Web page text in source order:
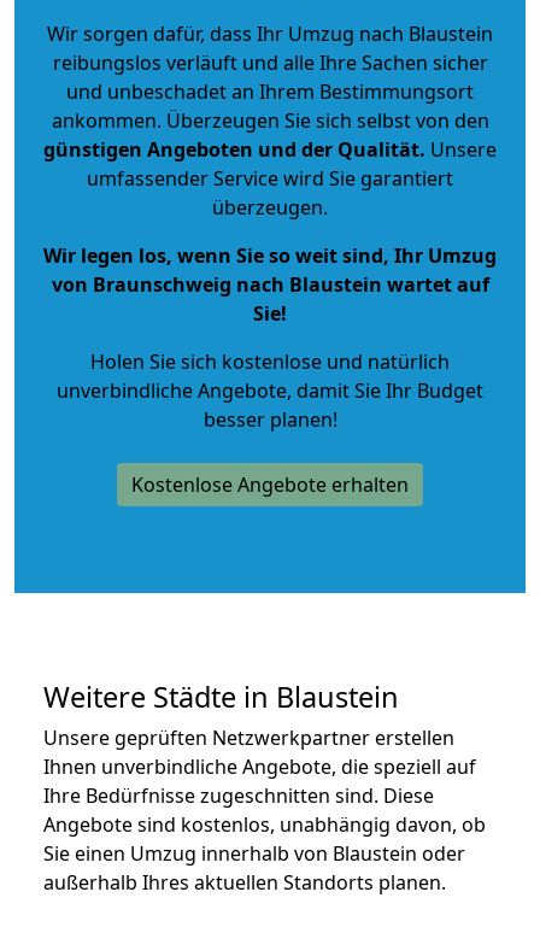
Wir sorgen dafür, dass Ihr Umzug nach Blaustein
reibungslos verläuft und alle Ihre Sachen sicher
und unbeschadet an Ihrem Bestimmungsort
ankommen. Überzeugen Sie sich selbst von den
günstigen Angeboten und der Qualität. Unsere
umfassender Service wird Sie garantiert
überzeugen.
Wir legen los, wenn Sie so weit sind, Ihr Umzug
von Braunschweig nach Blaustein wartet auf
Sie!
Holen Sie sich kostenlose und natürlich
unverbindliche Angebote, damit Sie Ihr Budget
besser planen!
Kostenlose Angebote erhalten
Weitere Städte in Blaustein
Unsere geprüften Netzwerkpartner erstellen
Ihnen unverbindliche Angebote, die speziell auf
Ihre Bedürfnisse zugeschnitten sind. Diese
Angebote sind kostenlos, unabhängig davon, ob
Sie einen Umzug innerhalb von Blaustein oder
außerhalb Ihres aktuellen Standorts planen.